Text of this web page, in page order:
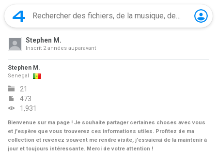
Stephen M.
Inscrit 2 années auparavant
Stephen M.
Senegal
21
473
1,931
Bienvenue sur ma page ! Je souhaite partager certaines choses avec vous
et j'espère que vous trouverez ces informations utiles. Profitez de ma
collection et revenez souvent me rendre visite, j'essaierai de la maintenir à
jour et toujours intéressante. Merci de votre attention !